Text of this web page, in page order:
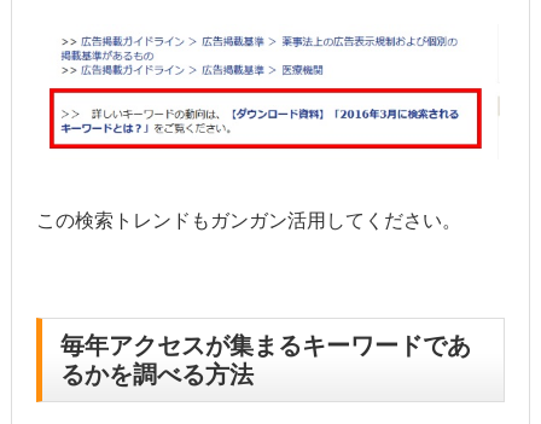
この検索トレンドもガンガン活用してください。
毎年アクセスが集まるキーワードであ
るかを調べる方法